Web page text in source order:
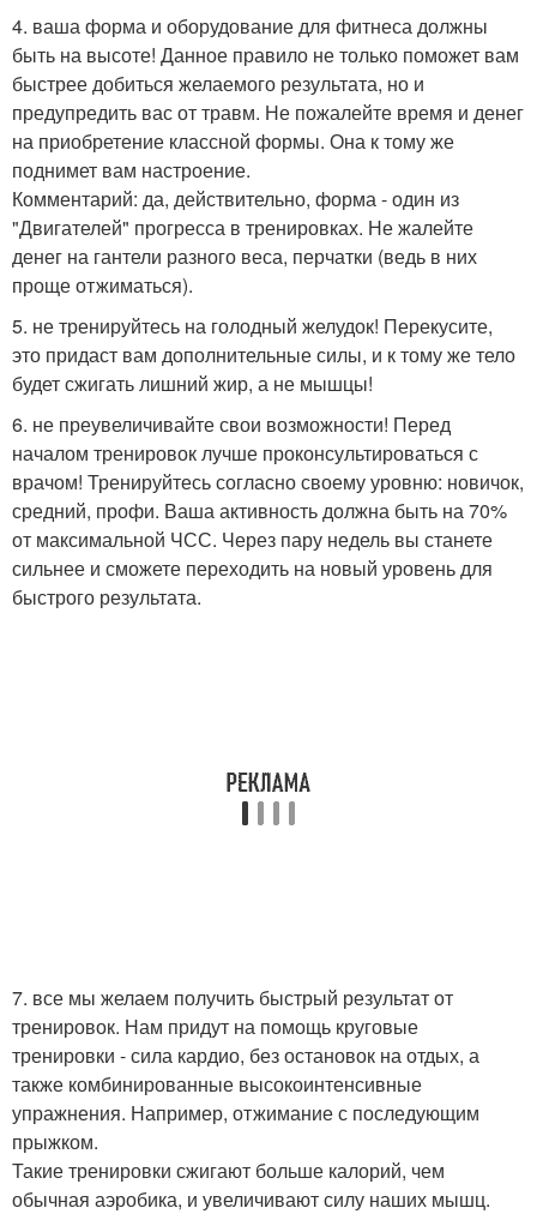
4. ваша форма и оборудование для фитнеса должны
быть на высоте! Данное правило не только поможет вам
быстрее добиться желаемого результата, но и
предупредить вас от травм. Не пожалейте время и денег
на приобретение классной формы. Она к тому же
поднимет вам настроение.
Комментарий: да, действительно, форма - один из
"Двигателей" прогресса в тренировках. Не жалейте
денег на гантели разного веса, перчатки (ведь в них
проще отжиматься).
5. не тренируйтесь на голодный желудок! Перекусите,
это придаст вам дополнительные силы, и к тому же тело
будет сжигать лишний жир, а не мышцы!
6. не преувеличивайте свои возможности! Перед
началом тренировок лучше проконсультироваться с
врачом! Тренируйтесь согласно своему уровню: новичок,
средний, профи. Ваша активность должна быть на 70%
от максимальной ЧСС. Через пару недель вы станете
сильнее и сможете переходить на новый уровень для
быстрого результата.
7. все мы желаем получить быстрый результат от
тренировок. Нам придут на помощь круговые
тренировки - сила кардио, без остановок на отдых, а
также комбинированные высокоинтенсивные
упражнения. Например, отжимание с последующим
прыжком.
Такие тренировки сжигают больше калорий, чем
обычная аэробика, и увеличивают силу наших мышц.